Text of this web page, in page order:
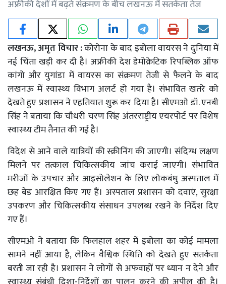
अफ्रीकी देशों में बढ़ते संक्रमण के बीच लखनऊ में सतर्कता तेज
लखनऊ, अमृत विचार :कोरोना के बाद इबोला वायरस ने दुनिया में
नई चिंता खड़ी कर दी है। अफ्रीकी देश डेमोक्रेटिक रिपब्लिक ऑफ
कांगो और युगांडा में वायरस का संक्रमण तेजी से फैलने के बाद
लखनऊ में स्वास्थ्य विभाग अलर्ट हो गया है। संभावित खतरे को
देखते हुए प्रशासन ने एहतियात शुरू कर दिया है। सीएमओ डॉ. एनबी
सिंह ने बताया कि चौधरी चरण सिंह अंतरराष्ट्रीय एयरपोर्ट पर विशेष
स्वास्थ्य टीम तैनात की गई है।
विदेश से आने वाले यात्रियों की स्क्रीनिंग की जाएगी। संदिग्ध लक्षण
मिलने पर तत्काल चिकित्सकीय जांच कराई जाएगी। संभावित
मरीजों के उपचार और आइसोलेशन के लिए लोकबंधु अस्पताल में
छह बेड आरक्षित किए गए हैं। अस्पताल प्रशासन को दवाएं, सुरक्षा
उपकरण और चिकित्सकीय संसाधन उपलब्ध रखने के निर्देश दिए
गए हैं।
सीएमओ ने बताया कि फिलहाल शहर में इबोला का कोई मामला
सामने नहीं आया है, लेकिन वैश्विक स्थिति को देखते हुए सतर्कता
बरती जा रही है। प्रशासन ने लोगों से अफवाहों पर ध्यान न देने और